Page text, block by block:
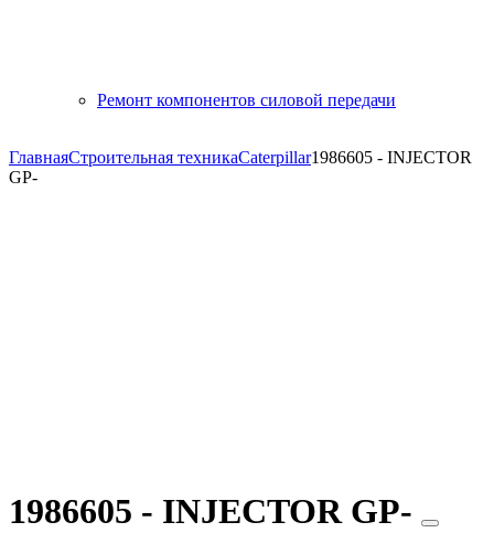
Ремонт компонентов силовой передачи
ГлавнаяСтроительная техникаCaterpillar1986605 - INJECTOR
GP-
1986605 - INJECTOR GP-